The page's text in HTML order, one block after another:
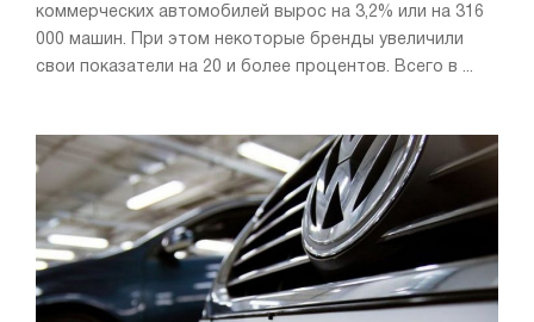
коммерческих автомобилей вырос на 3,2% или на 316
000 машин. При этом некоторые бренды увеличили
свои показатели на 20 и более процентов. Всего в ...